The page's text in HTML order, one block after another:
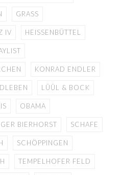
GRASS
IV HEISSENBÜTTEL
KONRAD ENDLER
LÜÜL & BOCK
OBAMA
BIERHORST SCHAFE
SCHÖPPINGEN
TEMPELHOFER FELD